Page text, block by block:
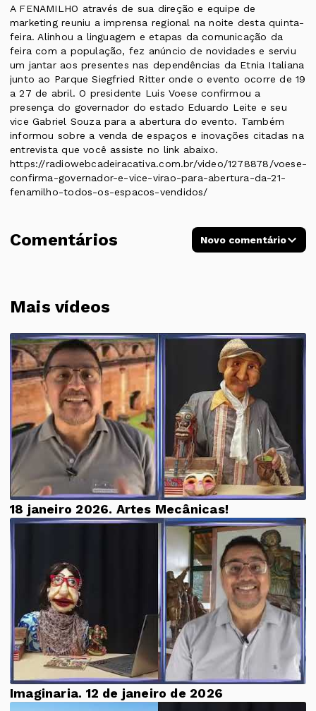
Mais vídeos
18 janeiro 2026. Artes Mecânicas!
Imaginaria. 12 de janeiro de 2026
A FENAMILHO através de sua direção e equipe de
marketing reuniu a imprensa regional na noite desta quinta-
feira. Alinhou a linguagem e etapas da comunicação da
feira com a população, fez anúncio de novidades e serviu
um jantar aos presentes nas dependências da Etnia Italiana
junto ao Parque Siegfried Ritter onde o evento ocorre de 19
a 27 de abril. O presidente Luis Voese confirmou a
presença do governador do estado Eduardo Leite e seu
vice Gabriel Souza para a abertura do evento. Também
informou sobre a venda de espaços e inovações citadas na
entrevista que você assiste no link abaixo.
https://radiowebcadeiracativa.com.br/video/1278878/voese-
confirma-governador-e-vice-virao-para-abertura-da-21-
fenamilho-todos-os-espacos-vendidos/
Comentários Novo comentário